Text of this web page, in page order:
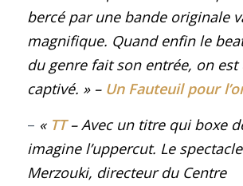
bercé par une bande originale
magnifique. Quand enfin le
du genre fait son entrée, on est
captivé. » – Un Fauteuil pour
– « TT– Avec un titre qui boxe
imagine l’uppercut. Le
Merzouki, directeur du Centre